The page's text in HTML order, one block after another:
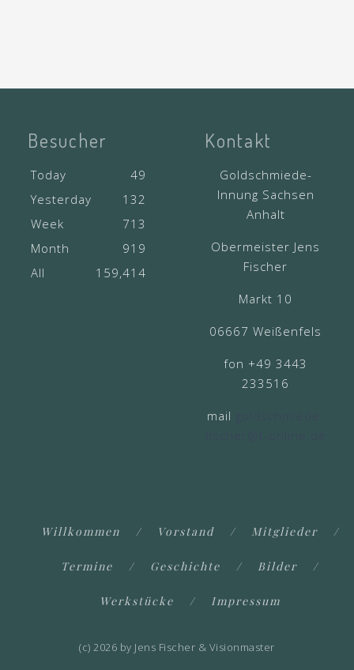
Besucher
Today
49
Yesterday
132
Week
713
Month
919
All
159,414
Kontakt
Goldschmiede-
Innung Sachsen
Anhalt
Obermeister Jens
Fischer
Markt 10
06667 Weißenfels
fon +49 3443
233516
mail
Willkommen Vorstand Mitglieder
Termine Geschichte Bilder
Werkstücke Impressum
(c) 2026 by Jens Fischer & Visionmaster